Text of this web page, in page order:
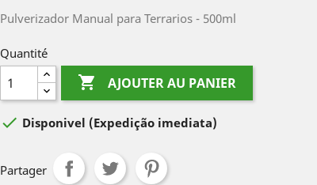
Pulverizador Manual para Terrarios - 500ml
Quantité
 AJOUTER AU PANIER
 Disponivel (Expedição imediata)
Partager